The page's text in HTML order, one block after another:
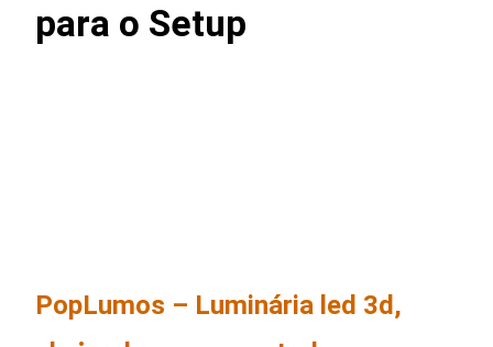
para o Setup
PopLumos – Luminária led 3d,